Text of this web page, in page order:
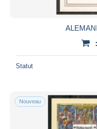
Statut
Nouveau